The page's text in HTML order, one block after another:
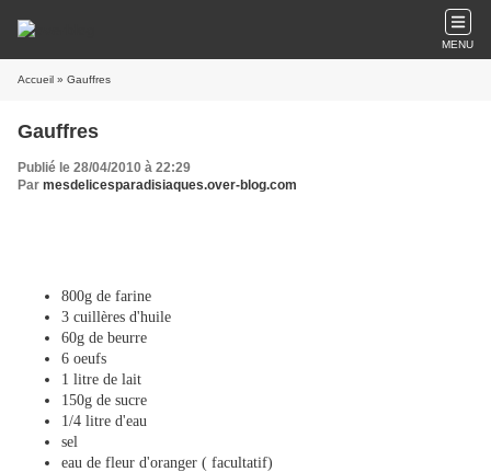
MENU
Accueil » Gauffres
Gauffres
Publié le 28/04/2010 à 22:29
Par mesdelicesparadisiaques.over-blog.com
800g de farine
3 cuillères d'huile
60g de beurre
6 oeufs
1 litre de lait
150g de sucre
1/4 litre d'eau
sel
eau de fleur d'oranger ( facultatif)